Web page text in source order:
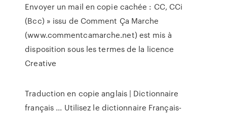
Envoyer un mail en copie cachée : CC, CCi
(Bcc) » issu de Comment Ça Marche
(www.commentcamarche.net) est mis à
disposition sous les termes de la licence
Creative
Traduction en copie anglais | Dictionnaire
français ... Utilisez le dictionnaire Français-